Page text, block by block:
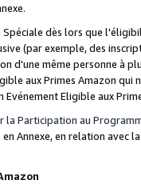
dès lors que
(par exemple, des
d'une même personne à
aux Primes Amazon qui
Evénement Eligible aux
la Participation au
Annexe, en relation avec